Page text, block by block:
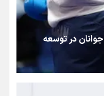
یک نسل، یک توهم!
صدای رئیس‌جمهوری
در توسعه